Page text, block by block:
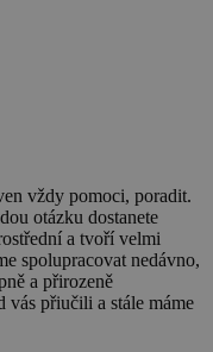
vždy pomoci, poradit.
otázku dostanete
a tvoří velmi
spolupracovat nedávno,
a přirozeně
vás přiučili a stále máme